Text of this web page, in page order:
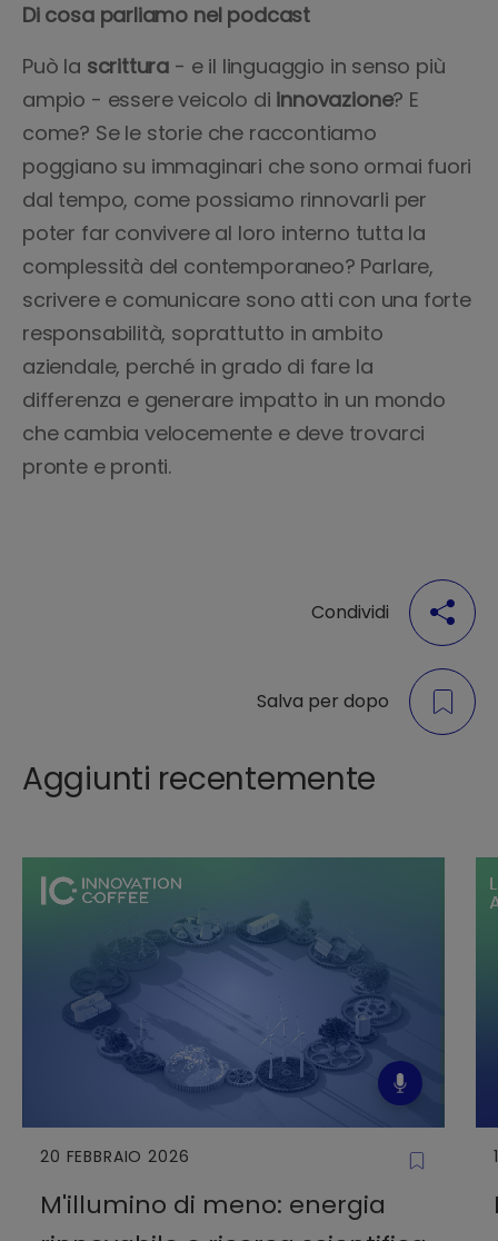
Di cosa parliamo nel podcast
Può la scrittura - e il linguaggio in senso più
ampio - essere veicolo di innovazione? E
come? Se le storie che raccontiamo
poggiano su immaginari che sono ormai fuori
dal tempo, come possiamo rinnovarli per
poter far convivere al loro interno tutta la
complessità del contemporaneo? Parlare,
scrivere e comunicare sono atti con una forte
responsabilità, soprattutto in ambito
aziendale, perché in grado di fare la
differenza e generare impatto in un mondo
che cambia velocemente e deve trovarci
pronte e pronti.
Condividi
Salva per dopo
Aggiunti recentemente
20 FEBBRAIO 2026
M'illumino di meno: energia